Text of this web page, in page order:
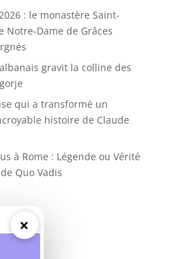
: le monastère Saint-
Notre-Dame de Grâces
gravit la colline des
qui a transformé un
histoire de Claude
à Rome : Légende ou Vérité
Quo Vadis
×